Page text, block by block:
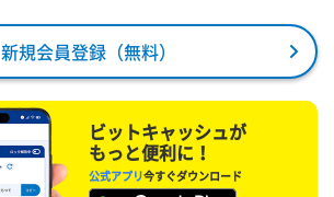
新規会員登録（無料）
ビットキャッシュが
もっと便利に！
公式アプリ今すぐダウンロード